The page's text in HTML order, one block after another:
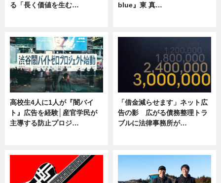
る「長く価値を生む…
blue』東 真…
高校生4人に1人が『闇バイ
ト』広告を経験│産官学民が
主導する防止プロジ…
「借金減らせます」ネット広
告の影 広がる債務整理トラ
ブルに法律事務所が…